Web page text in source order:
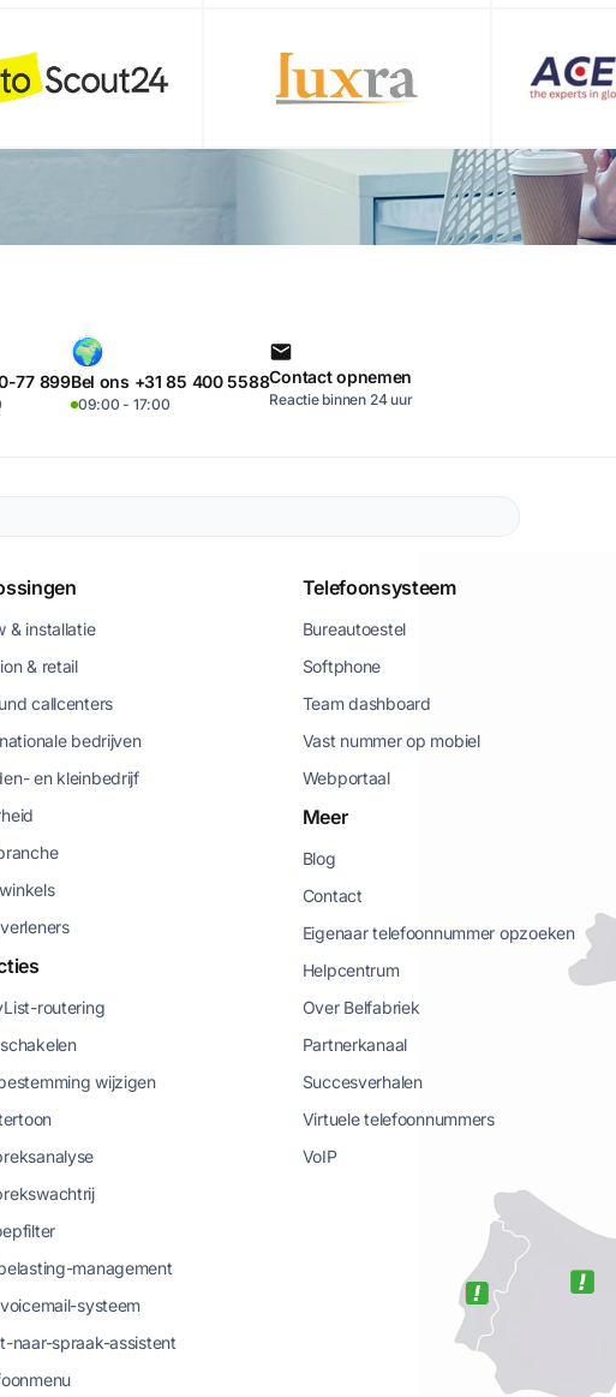
77 899Bel ons +31 85 400 5588
09:00 - 17:00
Contact opnemen
Reactie binnen 24 uur
& installatie
& retail
callcenters
bedrijven
en kleinbedrijf
routering
wijzigen
management
systeem
naar-spraak-assistent
Telefoonsysteem
Bureautoestel
Softphone
Team dashboard
Vast nummer op mobiel
Webportaal
Meer
Blog
Contact
Eigenaar telefoonnummer opzoeken
Helpcentrum
Over Belfabriek
Partnerkanaal
Succesverhalen
Virtuele telefoonnummers
VoIP